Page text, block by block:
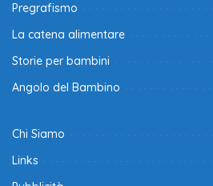
Pregrafismo
La catena alimentare
Storie per bambini
Angolo del Bambino
Chi Siamo
Links